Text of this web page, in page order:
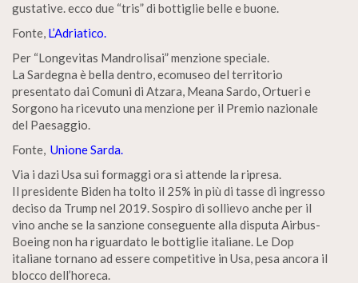
gustative. ecco due “tris” di bottiglie belle e buone.
Fonte, L’Adriatico.
Per “Longevitas Mandrolisai” menzione speciale.
La Sardegna è bella dentro, ecomuseo del territorio
presentato dai Comuni di Atzara, Meana Sardo, Ortueri e
Sorgono ha ricevuto una menzione per il Premio nazionale
del Paesaggio.
Fonte, Unione Sarda.
Via i dazi Usa sui formaggi ora si attende la ripresa.
Il presidente Biden ha tolto il 25% in più di tasse di ingresso
deciso da Trump nel 2019. Sospiro di sollievo anche per il
vino anche se la sanzione conseguente alla disputa Airbus-
Boeing non ha riguardato le bottiglie italiane. Le Dop
italiane tornano ad essere competitive in Usa, pesa ancora il
blocco dell’horeca.